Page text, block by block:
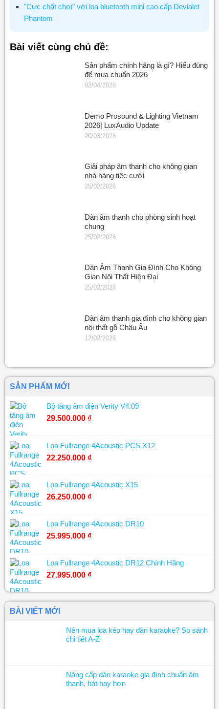
"Cực chất chơi" với loa bluetooth mini cao cấp Devialet
Phantom
Bài viết cùng chủ đề:
Sản phẩm chính hãng là gì? Hiểu đúng
để mua chuẩn 2026
02/04/2026
Demo Prosound & Lighting Vietnam
2026| LuxAudio Update
20/03/2026
Giải pháp âm thanh cho không gian
nhà hàng tiệc cưới
25/02/2026
Dàn âm thanh cho phòng sinh hoạt
chung
25/02/2026
Dàn Âm Thanh Gia Đình Cho Không
Gian Nội Thất Hiện Đại
25/02/2026
Dàn âm thanh gia đình cho không gian
nội thất gỗ Châu Âu
12/02/2026
SẢN PHẨM MỚI
Bộ tăng âm điện Verity V4.09
29.500.000 ₫
Loa Fullrange 4Acoustic PCS X12
22.250.000 ₫
Loa Fullrange 4Acoustic X15
26.250.000 ₫
Loa Fullrange 4Acoustic DR10
25.995.000 ₫
Loa Fullrange 4Acoustic DR12 Chính Hãng
27.995.000 ₫
BÀI VIẾT MỚI
Nên mua loa kéo hay dàn karaoke? So sánh
chi tiết A-Z
Nâng cấp dàn karaoke gia đình chuẩn âm
thanh, hát hay hơn